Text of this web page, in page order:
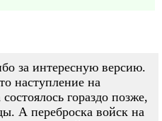
за интересную версию.
наступление на
гораздо позже,
А переброска войск на